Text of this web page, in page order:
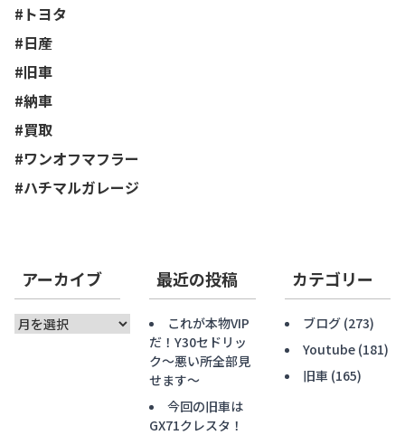
#トヨタ
#日産
#旧車
#納車
#買取
#ワンオフマフラー
#ハチマルガレージ
アーカイブ
ア
最近の投稿
これが本物VIP
だ！Y30セドリッ
ク〜悪い所全部見
せます〜
今回の旧車は
GX71クレスタ！
カテゴリー
ブログ(273)
Youtube(181)
旧車 (165)